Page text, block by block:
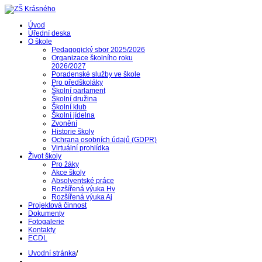
Úvod
Úřední deska
O škole
Pedagogický sbor 2025/2026
Organizace školního roku
2026/2027
Poradenské služby ve škole
Pro předškoláky
Školní parlament
Školní družina
Školní klub
Školní jídelna
Zvonění
Historie školy
Ochrana osobních údajů (GDPR)
Virtuální prohlídka
Život školy
Pro žáky
Akce školy
Absolventské práce
Rozšířená výuka Hv
Rozšířená výuka Aj
Projektová činnost
Dokumenty
Fotogalerie
Kontakty
ECDL
Uvodní stránka/